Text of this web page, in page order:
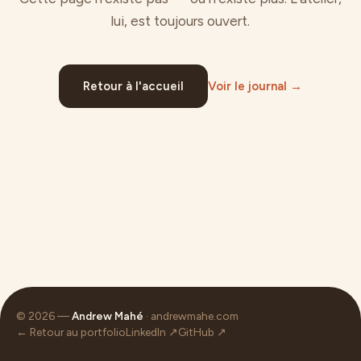
lui, est toujours ouvert.
Retour à l'accueil Voir le journal →
© 2026 —Andrew Mahé · andrewmahe.com
← Retour au portfolioLinkedIn ↗GitHub ↗